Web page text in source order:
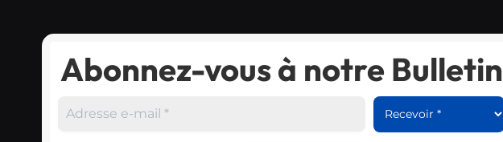
Abonnez-vous à notre Bulletin